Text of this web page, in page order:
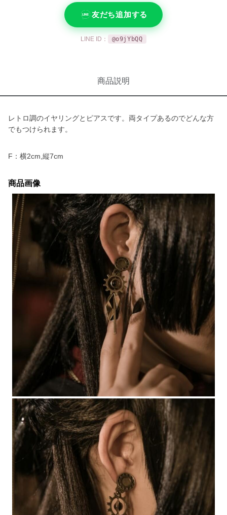
友だち追加する
LINE ID： @o9jYbQQ
商品説明
レトロ調のイヤリングとピアスです。両タイプあるのでどんな方
でもつけられます。
F：横2cm,縦7cm
商品画像